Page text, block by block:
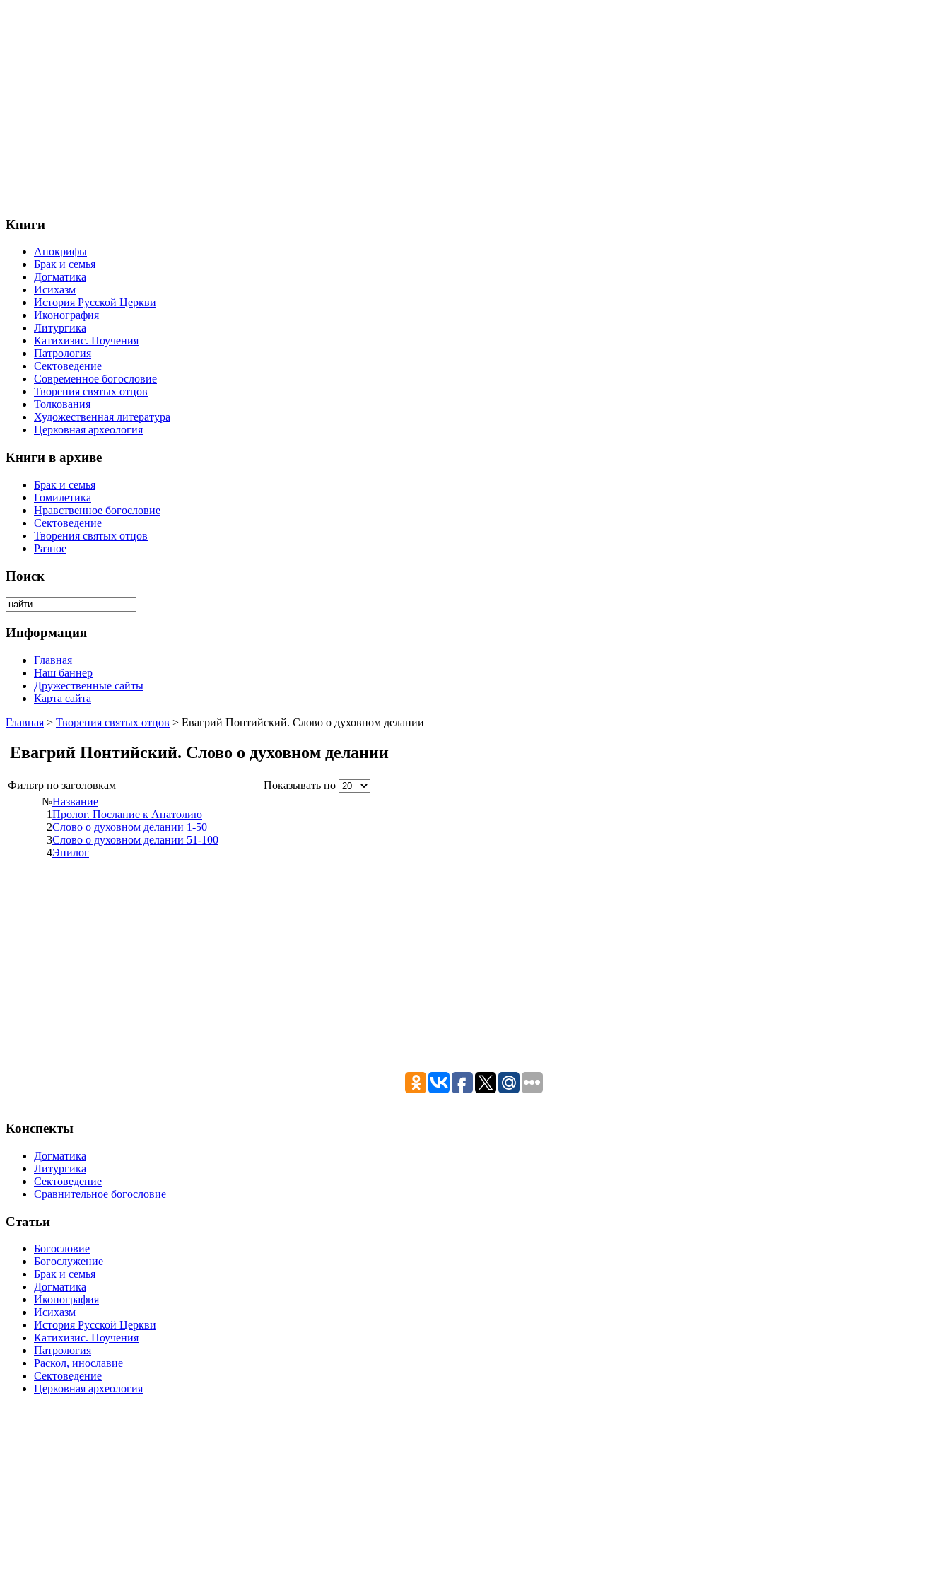
Книги
Апокрифы
Брак и семья
Догматика
Исихазм
История Русской Церкви
Иконография
Литургика
Катихизис. Поучения
Патрология
Сектоведение
Современное богословие
Творения святых отцов
Толкования
Художественная литература
Церковная археология
Книги в архиве
Брак и семья
Гомилетика
Нравственное богословие
Сектоведение
Творения святых отцов
Разное
Поиск
Информация
Главная
Наш баннер
Дружественные сайты
Карта сайта
Главная > Творения святых отцов > Евагрий Понтийский. Слово о духовном делании
Евагрий Понтийский. Слово о духовном делании
Фильтр по заголовкам
Показывать по
№Название
1Пролог. Послание к Анатолию
2Слово о духовном делании 1-50
3Слово о духовном делании 51-100
4Эпилог
Конспекты
Догматика
Литургика
Сектоведение
Сравнительное богословие
Статьи
Богословие
Богослужение
Брак и семья
Догматика
Иконография
Исихазм
История Русской Церкви
Катихизис. Поучения
Патрология
Раскол, инославие
Сектоведение
Церковная археология